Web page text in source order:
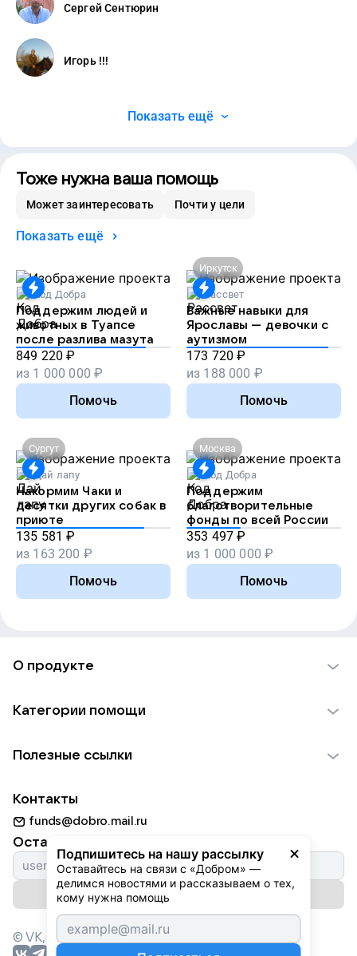
Сергей Сентюрин
Игорь !!!
Показать ещё
Тоже нужна ваша помощь
Может заинтересовать Почти у цели
Показать ещё
Код Добра
Поддержим людей и
животных в Туапсе
после разлива мазута
849 220 ₽
из 1 000 000 ₽
Помочь
Иркутск
Рассвет
Важные навыки для
Ярославы — девочки с
аутизмом
173 720 ₽
из 188 000 ₽
Помочь
Сургут
Дай лапу
Накормим Чаки и
десятки других собак в
приюте
135 581 ₽
из 163 200 ₽
Помочь
Москва
Код Добра
Поддержим
благотворительные
фонды по всей России
353 497 ₽
из 1 000 000 ₽
Помочь
Подпишитесь на нашу рассылку
Оставайтесь на связи с «Добром» —
делимся новостями и рассказываем о тех,
кому нужна помощь
О продукте
Использование материалов
Для НКО
Партнерам
Категории помощи
Пожилым
Животным
Природе
Культуре
Фондам
Полезные ссылки
Добрый день
Истории
Автоплатежи
Контакты
funds@dobro.mail.ru
Оставайтесь с нами
Подписаться на рассылку
© VK, 2026г. Все права защищены.